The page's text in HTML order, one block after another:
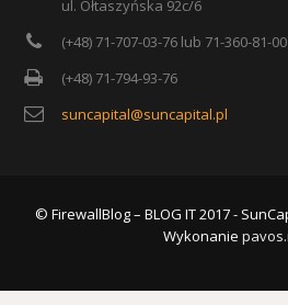
ul. Ołtaszyńska 92c/6
(+48) 71-707-03-76 lub 71-360-81-00
(+48) 71-794-93-76
suncapital@suncapital.pl
© FirewallBlog – BLOG IT 2017 -
Wykonanie